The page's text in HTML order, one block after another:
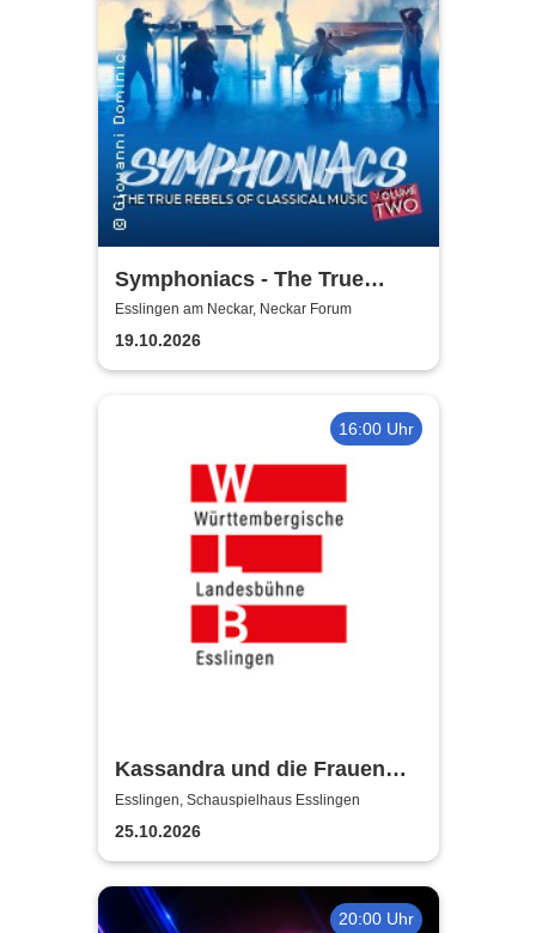
Symphoniacs - The True
Rebels Of Classical Music
Esslingen am Neckar, Neckar Forum
19.10.2026
16:00 Uhr
Kassandra und die Frauen
Trojas - Württembergische
Landesbühne Esslingen
Esslingen, Schauspielhaus Esslingen
25.10.2026
20:00 Uhr